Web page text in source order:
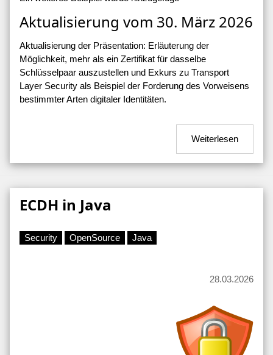
Aktualisierung vom 30. März 2026
Aktualisierung der Präsentation: Erläuterung der
Möglichkeit, mehr als ein Zertifikat für dasselbe
Schlüsselpaar auszustellen und Exkurs zu Transport
Layer Security als Beispiel der Forderung des Vorweisens
bestimmter Arten digitaler Identitäten.
Weiterlesen
ECDH in Java
Security OpenSource Java
28.03.2026